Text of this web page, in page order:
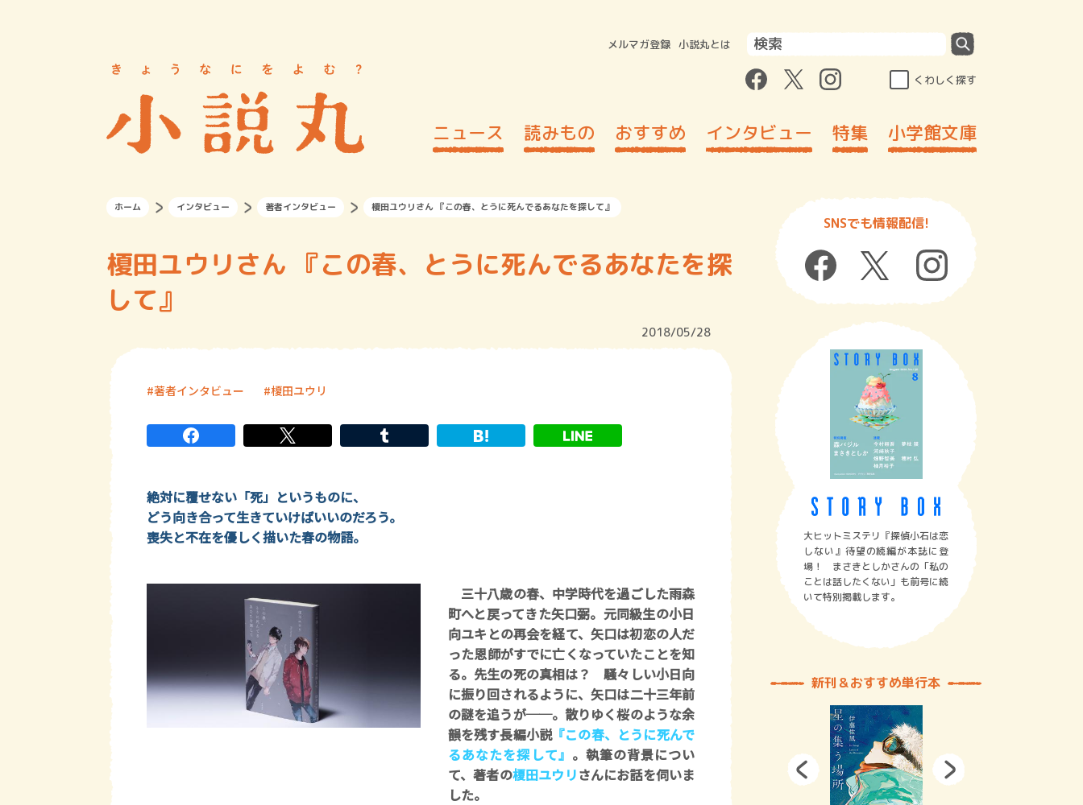
メルマガ登録 小説丸とは
くわしく探す
ニュース 読みもの おすすめ インタビュー 特集 小学館文庫
ホーム インタビュー 著者インタビュー 榎田ユウリさん 『この春、とうに死んでるあなたを探して』
榎田ユウリさん 『この春、とうに死んでるあなたを探
して』
2018/05/28
著者インタビュー 榎田ユウリ
絶対に覆せない「死」というものに、
どう向き合って生きていけばいいのだろう。
喪失と不在を優しく描いた春の物語。
三十八歳の春、中学時代を過ごした雨森
町へと戻ってきた矢口弼。元同級生の小日
向ユキとの再会を経て、矢口は初恋の人だ
った恩師がすでに亡くなっていたことを知
る。先生の死の真相は？ 騒々しい小日向
に振り回されるように、矢口は二十三年前
の謎を追うが──。散りゆく桜のような余
韻を残す長編小説『この春、とうに死んで
るあなたを探して』 。執筆の背景につい
て、著者の榎田ユウリさんにお話を伺いま
した。
SNSでも情報配信!
大ヒットミステリ『探偵小石は恋
しない』待望の続編が本誌に登
場！ まさきとしかさんの「私の
ことは話したくない」も前号に続
いて特別掲載します。
新刊＆おすすめ単行本